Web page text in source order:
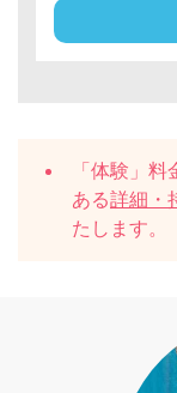
「体験」
ある詳細・
たします。